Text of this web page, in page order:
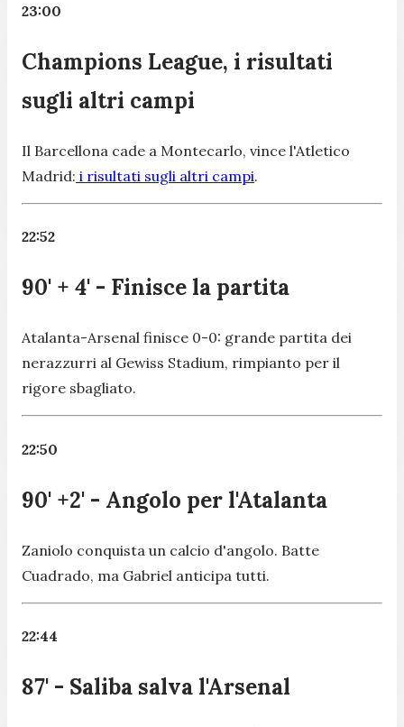
23:00
Champions League, i risultati
sugli altri campi
Il Barcellona cade a Montecarlo, vince l'Atletico
Madrid: i risultati sugli altri campi.
22:52
90' + 4' - Finisce la partita
Atalanta-Arsenal finisce 0-0: grande partita dei
nerazzurri al Gewiss Stadium, rimpianto per il
rigore sbagliato.
22:50
90' +2' - Angolo per l'Atalanta
Zaniolo conquista un calcio d'angolo. Batte
Cuadrado, ma Gabriel anticipa tutti.
22:44
87' - Saliba salva l'Arsenal